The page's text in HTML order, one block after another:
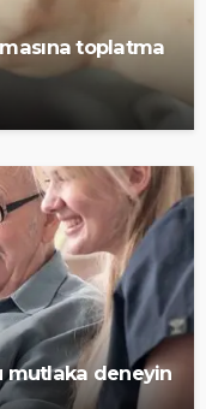
toplatma
mutlaka deneyin